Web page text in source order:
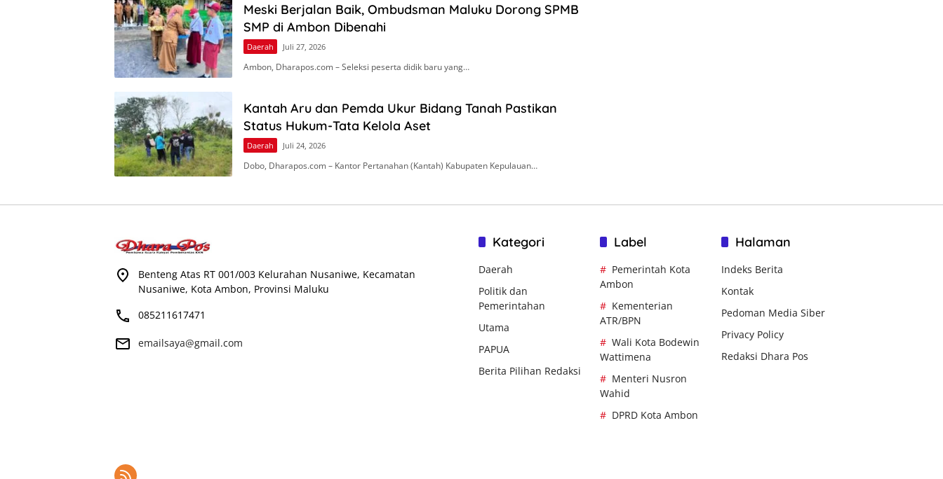
Meski Berjalan Baik, Ombudsman Maluku Dorong SPMB
SMP di Ambon Dibenahi
Daerah Juli 27, 2026
Ambon, Dharapos.com – Seleksi peserta didik baru yang…
Kantah Aru dan Pemda Ukur Bidang Tanah Pastikan
Status Hukum-Tata Kelola Aset
Daerah Juli 24, 2026
Dobo, Dharapos.com – Kantor Pertanahan (Kantah) Kabupaten Kepulauan…
Benteng Atas RT 001/003 Kelurahan Nusaniwe, Kecamatan
Nusaniwe, Kota Ambon, Provinsi Maluku
085211617471
emailsaya@gmail.com
Kategori
Daerah
Politik dan
Pemerintahan
Utama
PAPUA
Berita Pilihan Redaksi
Label
Pemerintah Kota
Ambon
Kementerian
ATR/BPN
Wali Kota Bodewin
Wattimena
Menteri Nusron
Wahid
DPRD Kota Ambon
Halaman
Indeks Berita
Kontak
Pedoman Media Siber
Privacy Policy
Redaksi Dhara Pos